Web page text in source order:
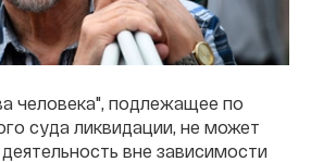
человека", подлежащее по
суда ликвидации, не может
вне зависимости